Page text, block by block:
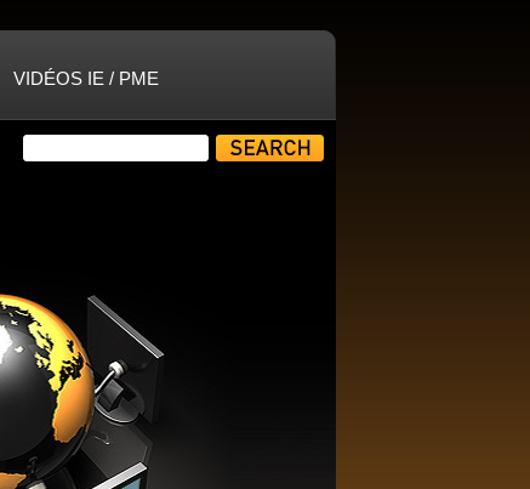
VIDÉOS IE / PME